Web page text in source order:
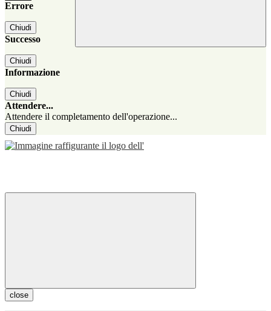
Errore
Chiudi
Successo
Chiudi
Informazione
Chiudi
Attendere...
Attendere il completamento dell'operazione...
Chiudi
close